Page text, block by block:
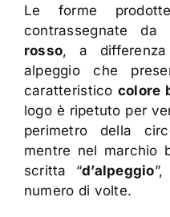
Le forme
contrassegnate da
rosso, a
alpeggio che
caratteristico colore
logo è ripetuto per
perimetro della
mentre nel marchio
scritta “d’alpeggio
numero di volte.